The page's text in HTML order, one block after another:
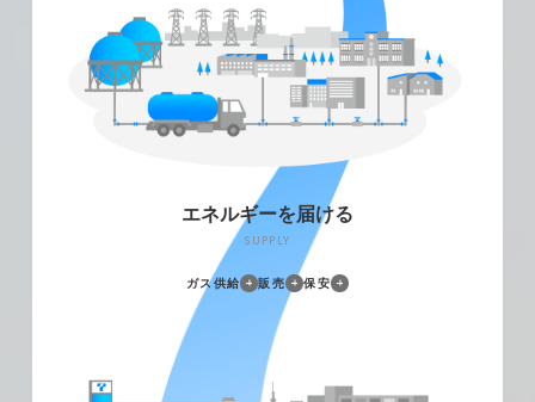
東邦ガス社員図鑑
1日現場密着
エネルギーを届ける
SUPPLY
ガス供給 販売 保安
発電
自社発電設備の運営管理の他に、パートナー企業
また、自社電源と他社や市場からの買電を組み合
わせ、電力調達の最適化を図ります。